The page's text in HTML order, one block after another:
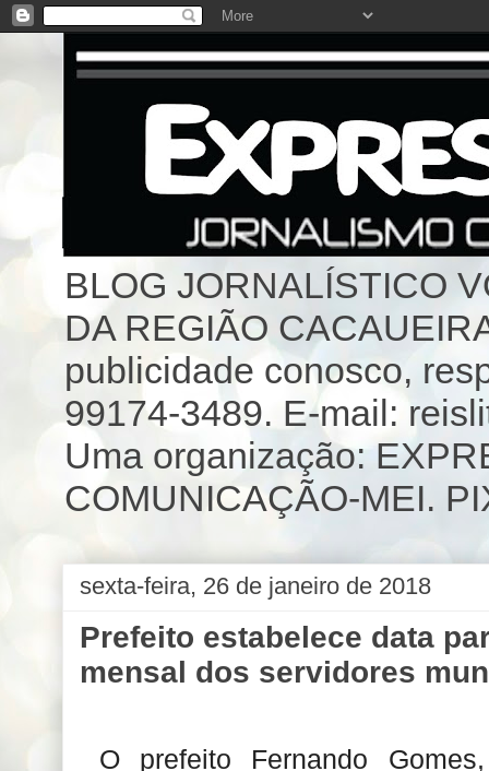
BLOG JORNALÍSTICO
DA REGIÃO
publicidade conosco,
99174-3489. E-mail:
Uma organização:
COMUNICAÇÃO-MEI.
sexta-feira, 26 de janeiro de 2018
Prefeito estabelece data
mensal dos servidores
O prefeito Fernando Gomes,